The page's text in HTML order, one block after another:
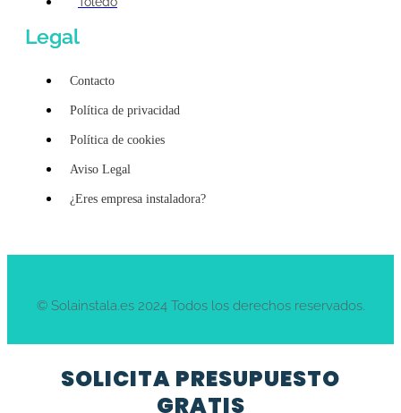
Legal
Contacto
Política de privacidad
Política de cookies
Aviso Legal
¿Eres empresa instaladora?
© Solainstala.es 2024 Todos los derechos reservados.
SOLICITA PRESUPUESTO
GRATIS